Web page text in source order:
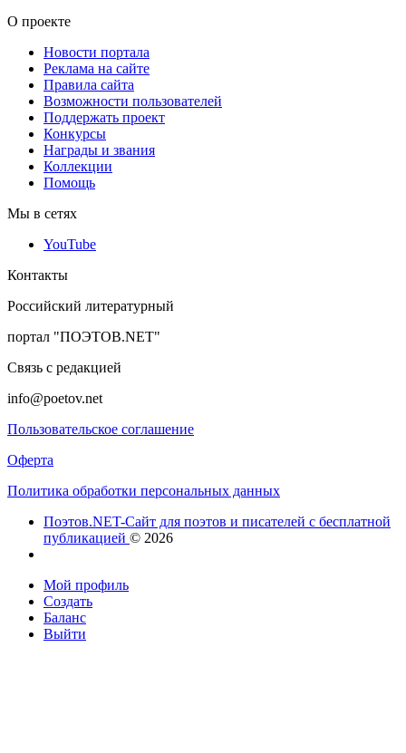
О проекте
Новости портала
Реклама на сайте
Правила сайта
Возможности пользователей
Поддержать проект
Конкурсы
Награды и звания
Коллекции
Помощь
Мы в сетях
YouTube
Контакты
Российский литературный
портал "ПОЭТОВ.NET"
Связь с редакцией
info@poetov.net
Пользовательское соглашение
Оферта
Политика обработки персональных данных
Поэтов.NET-Сайт для поэтов и писателей с бесплатной
публикацией © 2026
Мой профиль
Создать
Баланс
Выйти